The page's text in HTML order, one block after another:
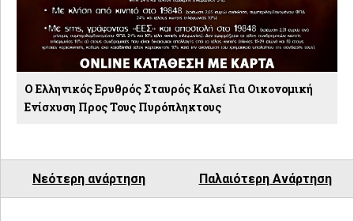
O Ελληνικός Ερυθρός Σταυρός Καλεί Για Οικονομική
Ενίσχυση Προς Τους Πυρόπληκτους
Νεότερη ανάρτηση Παλαιότερη Ανάρτηση